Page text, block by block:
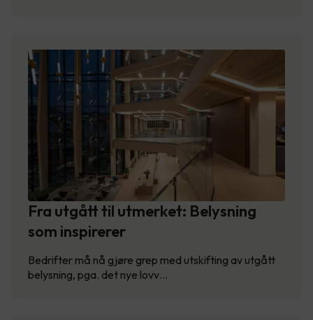
Fra utgått til utmerket: Belysning
som inspirerer
Bedrifter må nå gjøre grep med utskifting av utgått
belysning, pga. det nye lovv…